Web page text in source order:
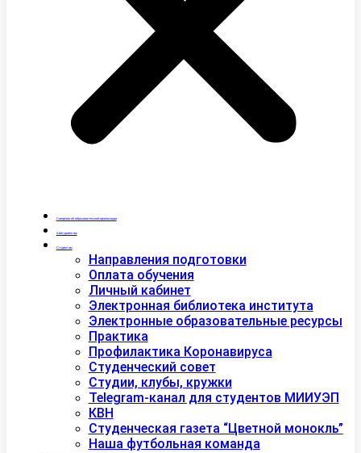
Сведения об образовательной организации
Абитуриентам
Студентам
Направления подготовки
Оплата обучения
Личный кабинет
Электронная библиотека института
Электронные образовательные ресурсы
Практика
Профилактика Коронавируса
Студенческий совет
Студии, клубы, кружки
Telegram-канал для студентов МИИУЭП
КВН
Студенческая газета “Цветной монокль”
Наша футбольная команда